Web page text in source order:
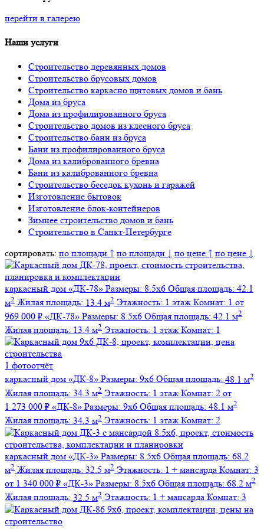
перейти в галерею
Наши услуги
Строительство деревянных домов
Строительство брусовых домов
Строительство каркасно щитовых домов и бань
Дома из бруса
Дома из профилированного бруса
Строительство домов из клееного бруса
Строительство бани из бруса
Бани из профилированного бруса
Дома из калиброванного бревна
Бани из калиброванного бревна
Строительство беседок кухонь и гаражей
Изготовление бытовок
Изготовление блок-контейнеров
Зимнее строительство домов и бань
Строительство в Санкт-Петербурге
сортировать: по площади ↑ по площади ↓ по цене ↑ по цене ↓
каркасный дом «ДК-78» Размеры: 8.5х6 Общая площадь: 42.1
м2 Жилая площадь: 13.4 м2 Этажность: 1 этаж Комнат: 1 от
969 000 ₽ «ДК-78» Размеры: 8.5х6 Общая площадь: 42.1 м2
Жилая площадь: 13.4 м2 Этажность: 1 этаж Комнат: 1
1 фотоотчёт
каркасный дом «ДК-8» Размеры: 9х6 Общая площадь: 48.1 м2
Жилая площадь: 34.3 м2 Этажность: 1 этаж Комнат: 2 от
1 273 000 ₽ «ДК-8» Размеры: 9х6 Общая площадь: 48.1 м2
Жилая площадь: 34.3 м2 Этажность: 1 этаж Комнат: 2
каркасный дом «ДК-3» Размеры: 8.5х6 Общая площадь: 68.2
м2 Жилая площадь: 32.5 м2 Этажность: 1 + мансарда Комнат: 3
от 1 340 000 ₽ «ДК-3» Размеры: 8.5х6 Общая площадь: 68.2 м2
Жилая площадь: 32.5 м2 Этажность: 1 + мансарда Комнат: 3